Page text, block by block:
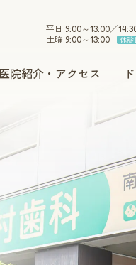
平日 9:00～13:00／
土曜 9:00～13:00
休診
医院紹介・アクセス
ホワイトニ